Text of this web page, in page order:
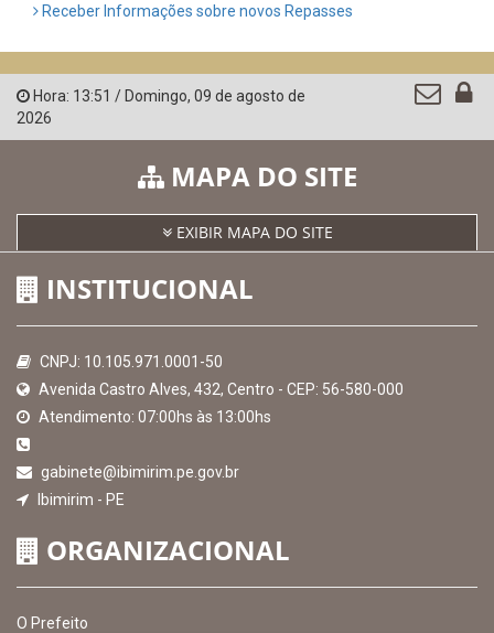
Receber Informações sobre novos Repasses
Hora: 13:51 / Domingo, 09 de agosto de
2026
MAPA DO SITE
EXIBIR MAPA DO SITE
INSTITUCIONAL
CNPJ: 10.105.971.0001-50
Avenida Castro Alves, 432, Centro - CEP: 56-580-000
Atendimento: 07:00hs às 13:00hs
gabinete@ibimirim.pe.gov.br
Ibimirim - PE
ORGANIZACIONAL
O Prefeito